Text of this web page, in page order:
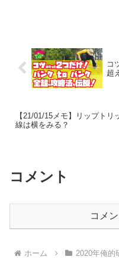
コ
超
【21/01/15メモ】リップトリ
線は横をみる？
コメント
コメ
ホーム 2020年俺的